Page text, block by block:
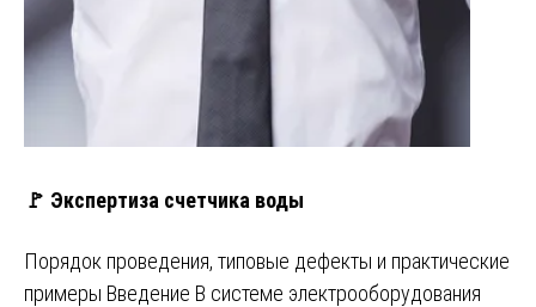
🚩 Экспертиза счетчика воды
Порядок проведения, типовые дефекты и практические
примеры Введение В системе электрооборудования